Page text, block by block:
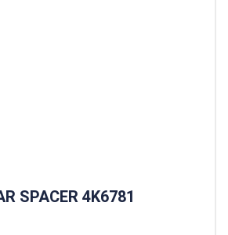
SPACER 4K6781